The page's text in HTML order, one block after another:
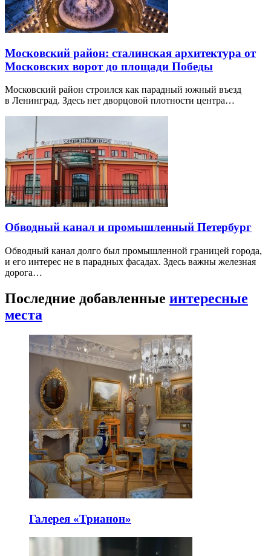
Московский район: сталинская архитектура от
Московских ворот до площади Победы
Московский район строился как парадный южный въезд
в Ленинград. Здесь нет дворцовой плотности центра…
Обводный канал и промышленный Петербург
Обводный канал долго был промышленной границей города,
и его интерес не в парадных фасадах. Здесь важны железная
дорога…
Последние добавленные интересные
места
Галерея «Трианон»